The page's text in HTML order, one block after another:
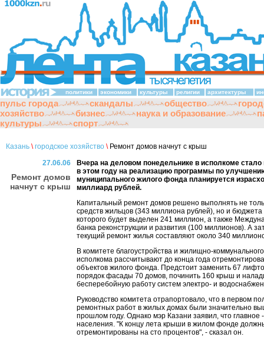
политики экономики культуры религии архитектуры
пульс города скандалы общество
хозяйство
бизнес наука и образование
культуры
спорт
Казань \ городское хозяйство \Ремонт домов начнут с крыш
27.06.06
Ремонт домов
начнут с крыш
Вчера на деловом понедельнике в исполкоме стало
в этом году на реализацию программы по
муниципального жилого фонда планируется
миллиард рублей.
Капитальный ремонт домов решено выполнять не
средств жильцов (343 миллиона рублей), но и бюджета
которого будет выделен 241 миллион, а также
банка реконструкции и развития (100 миллионов). А
текущий ремонт жилья составляют около 340
В комитете благоустройства и жилищно-
исполкома рассчитывают до конца года
объектов жилого фонда. Предстоит заменить 67
порядок фасады 70 домов, починить 160 крыш и
бесперебойную работу систем электро- и
Руководство комитета отрапортовало, что в первом
ремонтных работ в жилых домах были значительно
прошлом году. Однако мэр Казани заявил, что главное
населения. "К концу лета крыши в жилом фонде
отремонтированы на сто процентов", - сказал он.